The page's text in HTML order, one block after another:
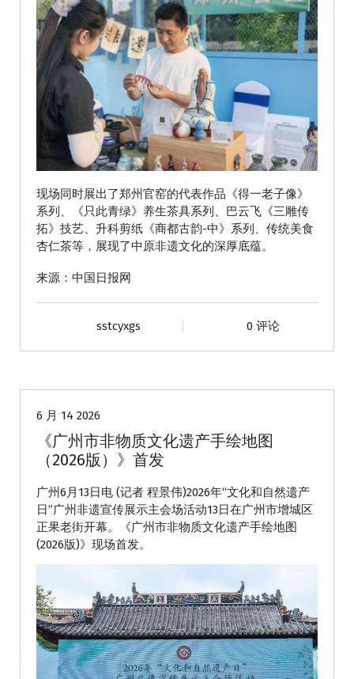
现场同时展出了郑州官窑的代表作品《得一老子像》
系列、《只此青绿》养生茶具系列、巴云飞《三雕传
拓》技艺、升科剪纸《商都古韵-中》系列、传统美食
杏仁茶等，展现了中原非遗文化的深厚底蕴。
来源：中国日报网
sstcyxgs 0 评论
6 月 14 2026
《广州市非物质文化遗产手绘地图
（2026版）》首发
广州6月13日电 (记者 程景伟)2026年“文化和自然遗产
日”广州非遗宣传展示主会场活动13日在广州市增城区
正果老街开幕。《广州市非物质文化遗产手绘地图
(2026版)》现场首发。